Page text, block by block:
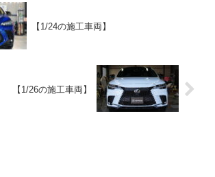
【1/24の施工車両】
【1/26の施工車両】